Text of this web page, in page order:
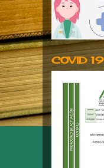
COVID 19